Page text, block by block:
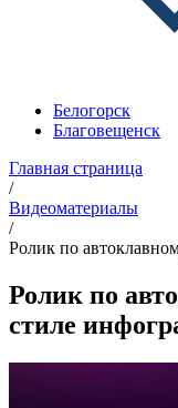
Белогорск
Благовещенск
Главная страница
/
Видеоматериалы
/
Ролик по
Ролик по
стиле